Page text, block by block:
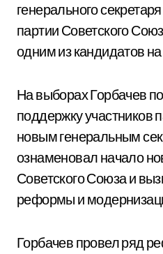
генерального
партии Советского
одним из кандидатов
На выборах Горбачев
поддержку участников
новым генеральным
ознаменовал начало
Советского Союза и
реформы и
Горбачев провел ряд